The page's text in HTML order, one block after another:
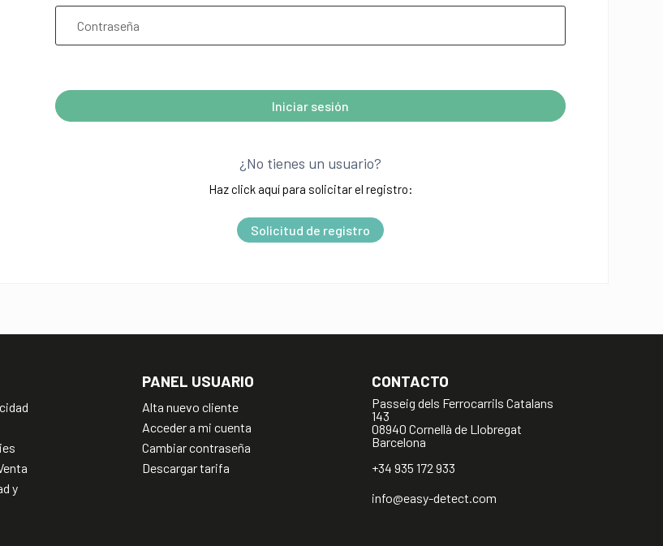
Iniciar sesión
¿No tienes un usuario?
Haz click aquí para solicitar el registro:
Solicitud de registro
y
PANEL USUARIO
Alta nuevo cliente
Acceder a mi cuenta
Cambiar contraseña
Descargar tarifa
CONTACTO
Passeig dels Ferrocarrils Catalans
143
08940 Cornellà de Llobregat
Barcelona
+34 935 172 933
info@easy-detect.com